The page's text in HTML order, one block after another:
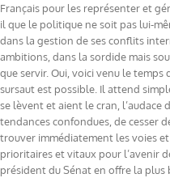
Français pour les représenter et
il que le politique ne soit pas lui-
dans la gestion de ses conflits
ambitions, dans la sordide mais
que servir. Oui, voici venu le temps
sursaut est possible. Il attend
se lèvent et aient le cran, l’audace
tendances confondues, de cesser
trouver immédiatement les voies et
prioritaires et vitaux pour l’avenir
président du Sénat en offre la